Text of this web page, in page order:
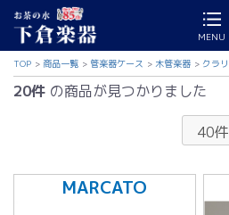
MENU
TOP 商品一覧 管楽器ケース 木管楽器 クラ
20件 の商品が見つかりました
MARCATO